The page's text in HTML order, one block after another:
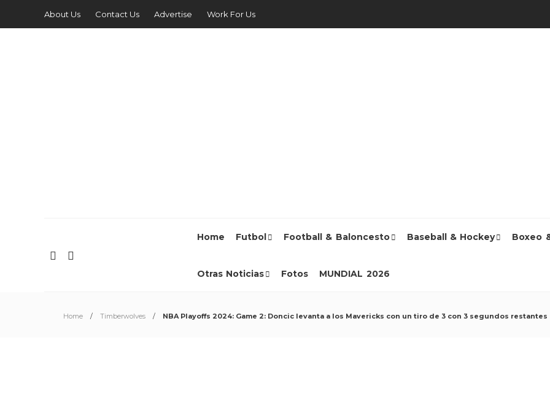
About Us Contact Us Advertise Work For Us
Home Futbol Football & Baloncesto Baseball & Hockey Boxeo
Otras Noticias Fotos MUNDIAL 2026
Home Timberwolves NBA Playoffs 2024: Game 2: Doncic levanta a los Mavericks con un tiro de 3 con 3 segundos